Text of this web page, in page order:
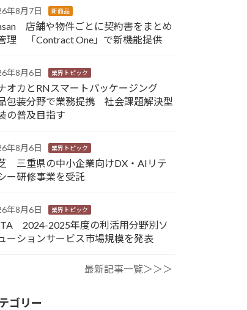
年8月7日 新商品
店舗や物件ごとに契約書をまとめ
理 「Contract One」で新機能提供
年8月6日 業界トピック
オカとRNスマートパッケージング
包装分野で業務提携 社会課題解決型
の普及目指す
年8月6日 業界トピック
三重県の中小企業向けDX・AIリテ
ー研修事業を受託
年8月6日 業界トピック
2024-2025年度の利活用分野別ソ
ーションサービス市場規模を発表
最新記事一覧＞＞＞
ゴリー